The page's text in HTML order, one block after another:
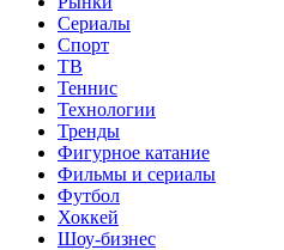
Сериалы
Спорт
ТВ
Теннис
Технологии
Тренды
Фигурное катание
Фильмы и сериалы
Футбол
Хоккей
Шоу-бизнес